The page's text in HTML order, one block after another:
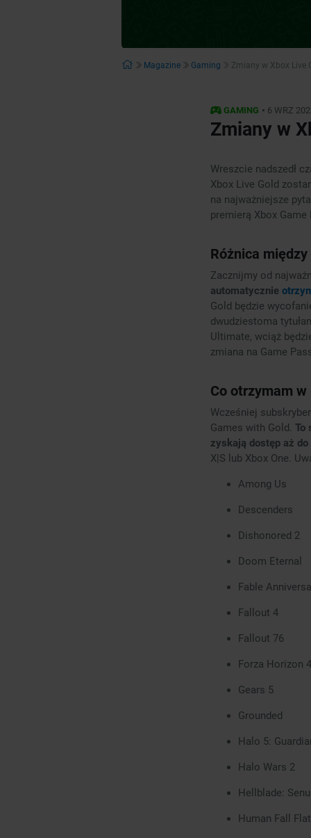
Magazine Gaming Zmiany w Xbox Live
GAMING • 6 WRZ
Zmiany w
Wreszcie nadszedł
Xbox Live Gold
na najważniejsze
premierą Xbox Game
Różnica między
Zacznijmy od
automatycznie
Gold będzie
dwudziestoma
Ultimate, wciąż
zmiana na Game
Co otrzymam w
Wcześniej
Games with Gold. To
zyskają dostęp aż
X|S lub Xbox One.
Among Us
Descenders
Dishonored 2
Doom Eternal
Fable
Fallout 4
Fallout 76
Forza Horizon 4
Gears 5
Grounded
Halo 5:
Halo Wars 2
Hellblade:
Human Fall Flat